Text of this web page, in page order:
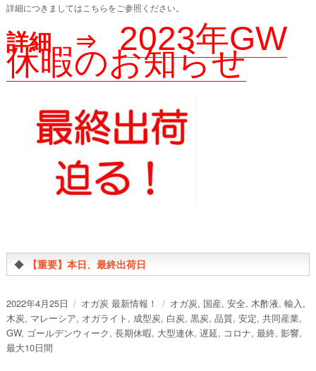
詳細につきましてはこちらをご参照ください。
詳細 ⇒2023年GW
休暇のお知らせ
◆ 【重要】本日、最終出荷日
投
稿
日:
2022年4月25日
カ
テ
ゴ
オガ炭 最新情報！
タ
グ
オガ炭, 国産, 安全, 木酢液, 輸入,
木炭, マレーシア, オガライト , 成型炭, 白炭, 黒炭, 品質, 安定, 共同産業,
GW, ゴールデンウィーク, 長期休暇, 大型連休, 遅延, コロナ, 最終, 影響,
最大10日間